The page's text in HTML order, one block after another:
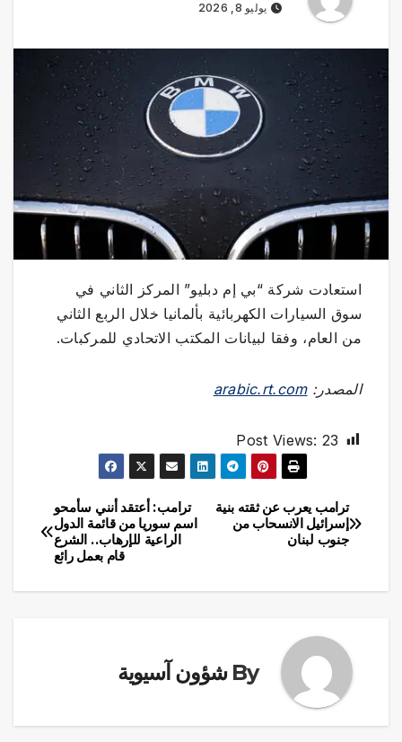
يوليو 8, 2026
استعادت شركة “بي إم دبليو” المركز الثاني في
سوق السيارات الكهربائية بألمانيا خلال الربع الثاني
من العام، وفقا لبيانات المكتب الاتحادي للمركبات.
المصدر:arabic.rt.com
Post Views: 23
تصفّح
المقالات
ترامب: أعتقد أنني سأمحو
اسم سوريا من قائمة الدول
الراعية للإرهاب.. الشرع
قام بعمل رائع
ترامب يعرب عن ثقته بنية
إسرائيل الانسحاب من
جنوب لبنان
By شؤون آسيوية